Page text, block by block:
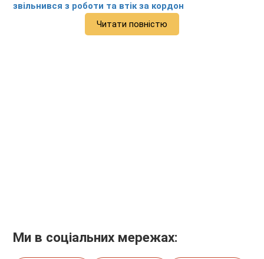
звільнився з роботи та втік за кордон
Читати повністю
Ми в соціальних мережах: